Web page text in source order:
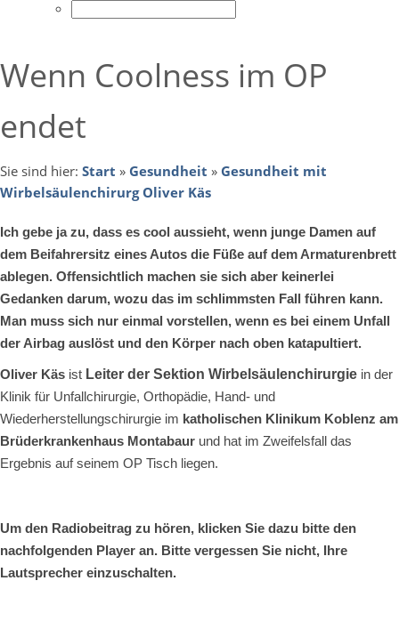
Wenn Coolness im OP
endet
Sie sind hier: Start » Gesundheit » Gesundheit mit
Wirbelsäulenchirurg Oliver Käs
Ich gebe ja zu, dass es cool aussieht, wenn junge Damen auf
dem Beifahrersitz eines Autos die Füße auf dem Armaturenbrett
ablegen. Offensichtlich machen sie sich aber keinerlei
Gedanken darum, wozu das im schlimmsten Fall führen kann.
Man muss sich nur einmal vorstellen, wenn es bei einem Unfall
der Airbag auslöst und den Körper nach oben katapultiert.
Oliver Käs ist Leiter der Sektion Wirbelsäulenchirurgie in der
Klinik für Unfallchirurgie, Orthopädie, Hand- und
Wiederherstellungschirurgie im katholischen Klinikum Koblenz am
Brüderkrankenhaus Montabaur und hat im Zweifelsfall das
Ergebnis auf seinem OP Tisch liegen.
Um den Radiobeitrag zu hören, klicken Sie dazu bitte den
nachfolgenden Player an. Bitte vergessen Sie nicht, Ihre
Lautsprecher einzuschalten.